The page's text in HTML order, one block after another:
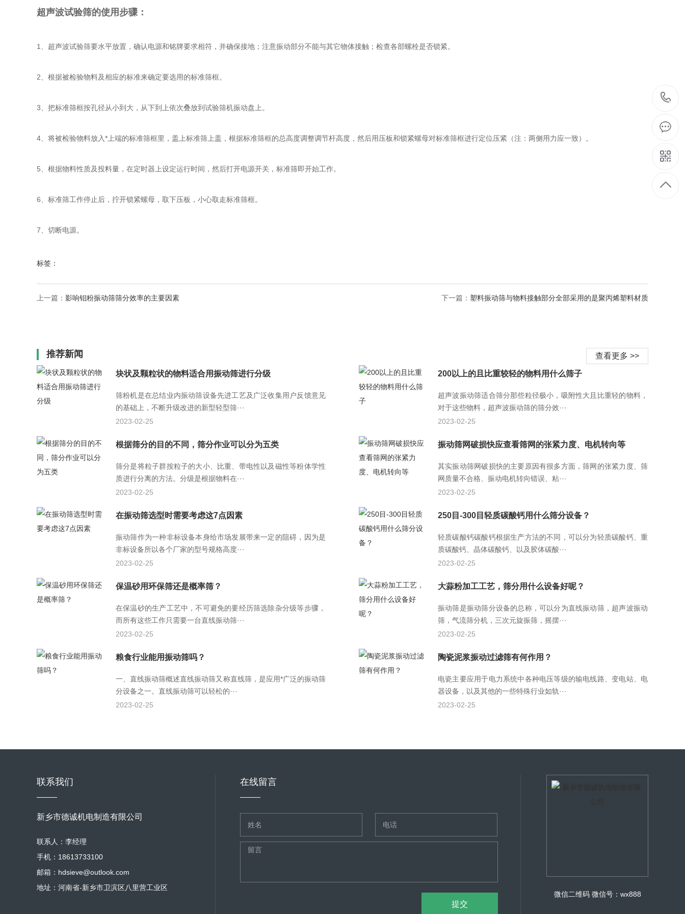
超声波试验筛的使用步骤：
1、超声波试验筛要水平放置，确认电源和铭牌要求相符，并确保接地；注意振动部分不能与其它物体接触；检查各部螺栓是否锁紧。
2、根据被检验物料及相应的标准来确定要选用的标准筛框。
3、把标准筛框按孔径从小到大，从下到上依次叠放到试验筛机振动盘上。
4、将被检验物料放入*上端的标准筛框里，盖上标准筛上盖，根据标准筛框的总高度调整调节杆高度，然后用压板和锁紧螺母对标准筛框进行定位压紧（注：两侧用力应一致）。
5、根据物料性质及投料量，在定时器上设定运行时间，然后打开电源开关，标准筛即开始工作。
6、标准筛工作停止后，拧开锁紧螺母，取下压板，小心取走标准筛框。
7、切断电源。
标签：
上一篇： 影响钼粉振动筛筛分效率的主要因素 下一篇： 塑料振动筛与物料接触部分全部采用的是聚丙烯塑料材质
查看更多 >>
推荐新闻
块状及颗粒状的物料适合用振动筛进行分级
筛粉机是在总结业内振动筛设备先进工艺及广泛收集用户反馈意见
的基础上，不断升级改进的新型轻型筛···
2023-02-25
200以上的且比重较轻的物料用什么筛子
超声波振动筛适合筛分那些粒径极小，吸附性大且比重轻的物料，
对于这些物料，超声波振动筛的筛分效···
2023-02-25
根据筛分的目的不同，筛分作业可以分为五类
筛分是将粒子群按粒子的大小、比重、带电性以及磁性等粉体学性
质进行分离的方法。分级是根据物料在···
2023-02-25
振动筛网破损快应查看筛网的张紧力度、电机转向等
其实振动筛网破损快的主要原因有很多方面，筛网的张紧力度、筛
网质量不合格、振动电机转向错误、粘···
2023-02-25
在振动筛选型时需要考虑这7点因素
振动筛作为一种非标设备本身给市场发展带来一定的阻碍，因为是
非标设备所以各个厂家的型号规格高度···
2023-02-25
250目-300目轻质碳酸钙用什么筛分设备？
轻质碳酸钙碳酸钙根据生产方法的不同，可以分为轻质碳酸钙、重
质碳酸钙、晶体碳酸钙、以及胶体碳酸···
2023-02-25
保温砂用环保筛还是概率筛？
在保温砂的生产工艺中，不可避免的要经历筛选除杂分级等步骤，
而所有这些工作只需要一台直线振动筛···
2023-02-25
大蒜粉加工工艺，筛分用什么设备好呢？
振动筛是振动筛分设备的总称，可以分为直线振动筛，超声波振动
筛，气流筛分机，三次元旋振筛，摇摆···
2023-02-25
粮食行业能用振动筛吗？
一、直线振动筛概述直线振动筛又称直线筛，是应用*广泛的振动筛
分设备之一。直线振动筛可以轻松的···
2023-02-25
陶瓷泥浆振动过滤筛有何作用？
电瓷主要应用于电力系统中各种电压等级的输电线路、变电站、电
器设备，以及其他的一些特殊行业如轨···
2023-02-25
联系我们
新乡市德诚机电制造有限公司
联系人：李经理
手机：18613733100
邮箱：hdsieve@outlook.com
地址：河南省-新乡市卫滨区八里营工业区
在线留言
微信二维码 微信号：wx888